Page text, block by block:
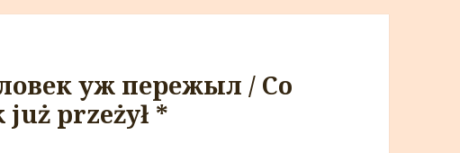
уж пережыл / Co
już przeżył *